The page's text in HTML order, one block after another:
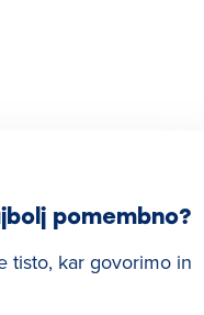
pomembno?
tisto, kar govorimo in